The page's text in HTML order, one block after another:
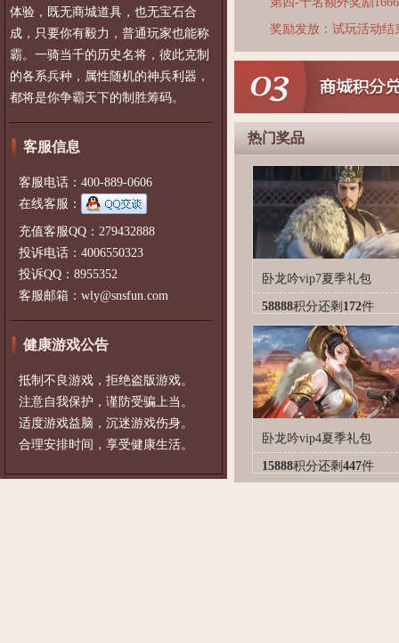
体验，既无商城道具，也无宝石合
成，只要你有毅力，普通玩家也能称
霸。一骑当千的历史名将，彼此克制
的各系兵种，属性随机的神兵利器，
都将是你争霸天下的制胜筹码。
客服信息
客服电话：400-889-0606
在线客服：
充值客服QQ：279432888
投诉电话：4006550323
投诉QQ：8955352
客服邮箱：wly@snsfun.com
健康游戏公告
抵制不良游戏，拒绝盗版游戏。
注意自我保护，谨防受骗上当。
适度游戏益脑，沉迷游戏伤身。
合理安排时间，享受健康生活。
奖励发放：试玩活动
热门奖品
卧龙吟vip7夏季礼包
58888积分还剩 172件
卧龙吟vip4夏季礼包
15888积分还剩 447件